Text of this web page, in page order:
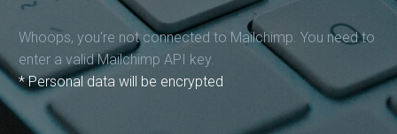
Whoops, you're not connected to Mailchimp. You need to
enter a valid Mailchimp API key.
* Personal data will be encrypted